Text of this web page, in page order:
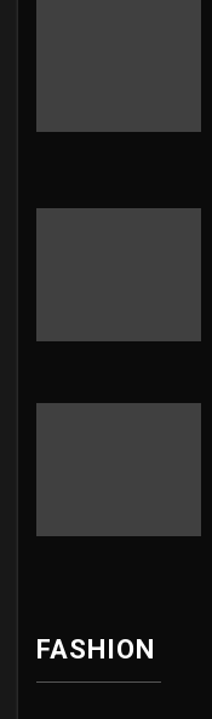
FASHION